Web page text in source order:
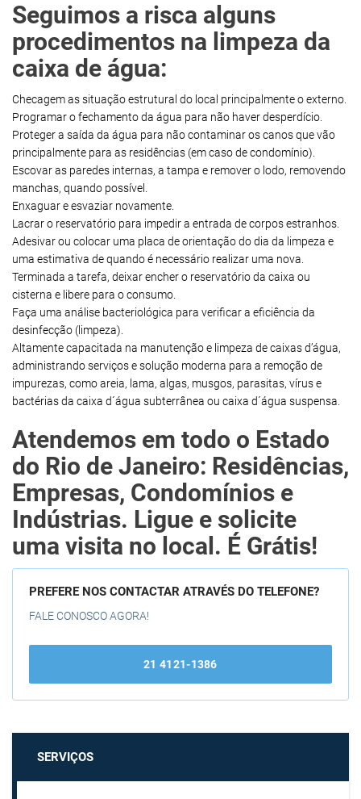
Seguimos a risca alguns
procedimentos na limpeza da
caixa de água:
Checagem as situação estrutural do local principalmente o externo.
Programar o fechamento da água para não haver desperdício.
Proteger a saída da água para não contaminar os canos que vão
principalmente para as residências (em caso de condomínio).
Escovar as paredes internas, a tampa e remover o lodo, removendo
manchas, quando possível.
Enxaguar e esvaziar novamente.
Lacrar o reservatório para impedir a entrada de corpos estranhos.
Adesivar ou colocar uma placa de orientação do dia da limpeza e
uma estimativa de quando é necessário realizar uma nova.
Terminada a tarefa, deixar encher o reservatório da caixa ou
cisterna e libere para o consumo.
Faça uma análise bacteriológica para verificar a eficiência da
desinfecção (limpeza).
Altamente capacitada na manutenção e limpeza de caixas d’água,
administrando serviços e solução moderna para a remoção de
impurezas, como areia, lama, algas, musgos, parasitas, vírus e
bactérias da caixa d´água subterrânea ou caixa d´água suspensa.
Atendemos em todo o Estado
do Rio de Janeiro: Residências,
Empresas, Condomínios e
Indústrias. Ligue e solicite
uma visita no local. É Grátis!
PREFERE NOS CONTACTAR ATRAVÉS DO TELEFONE?
FALE CONOSCO AGORA!
21 4121-1386
SERVIÇOS